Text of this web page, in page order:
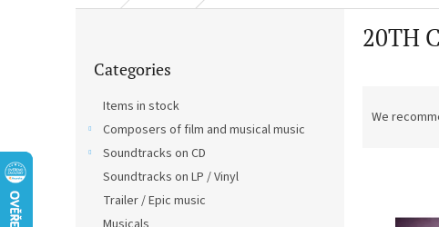
categories
Categories
Items in stock
Composers of film and musical music
Soundtracks on CD
Soundtracks on LP / Vinyl
Trailer / Epic music
20TH
We